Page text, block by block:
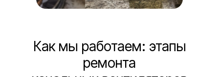
Как мы работаем: этапы
ремонта